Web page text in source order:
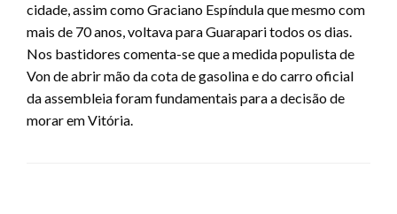
cidade, assim como Graciano Espíndula que mesmo com
mais de 70 anos, voltava para Guarapari todos os dias.
Nos bastidores comenta-se que a medida populista de
Von de abrir mão da cota de gasolina e do carro oficial
da assembleia foram fundamentais para a decisão de
morar em Vitória.